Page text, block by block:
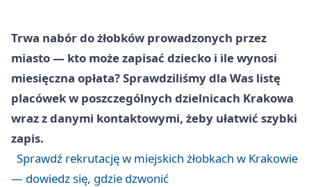
Trwa nabór do żłobków prowadzonych przez
miasto — kto może zapisać dziecko i ile wynosi
miesięczna opłata? Sprawdziliśmy dla Was listę
placówek w poszczególnych dzielnicach Krakowa
wraz z danymi kontaktowymi, żeby ułatwić szybki
zapis.
Sprawdź rekrutację w miejskich żłobkach w Krakowie
— dowiedz się, gdzie dzwonić